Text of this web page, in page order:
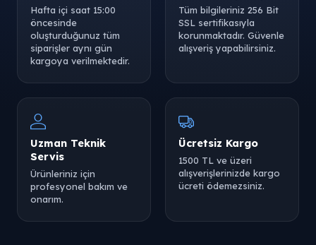
Hafta içi saat 15:00
öncesinde
oluşturduğunuz tüm
siparişler aynı gün
kargoya verilmektedir.
Tüm bilgileriniz 256 Bit
SSL sertifikasıyla
korunmaktadır. Güvenle
alışveriş yapabilirsiniz.
Uzman Teknik
Servis
Ürünleriniz için
profesyonel bakım ve
onarım.
Ücretsiz Kargo
1500 TL ve üzeri
alışverişlerinizde kargo
ücreti ödemezsiniz.